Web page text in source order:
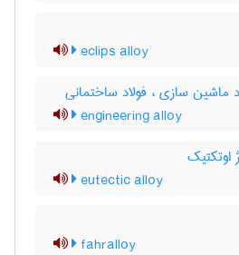
eclips alloy
ماشین سازی ، فولاد ساختمانی
engineering alloy
اوتکتیک
eutectic alloy
fahralloy